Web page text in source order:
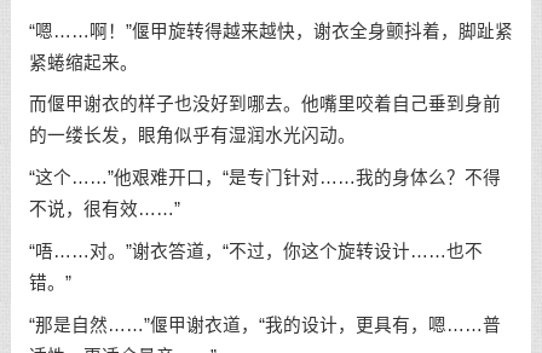
“嗯……啊！”偃甲旋转得越来越快，谢衣全身颤抖着，脚趾紧
紧蜷缩起来。
而偃甲谢衣的样子也没好到哪去。他嘴里咬着自己垂到身前
的一缕长发，眼角似乎有湿润水光闪动。
“这个……”他艰难开口，“是专门针对……我的身体么？不得
不说，很有效……”
“唔……对。”谢衣答道，“不过，你这个旋转设计……也不
错。”
“那是自然……”偃甲谢衣道，“我的设计，更具有，嗯……普